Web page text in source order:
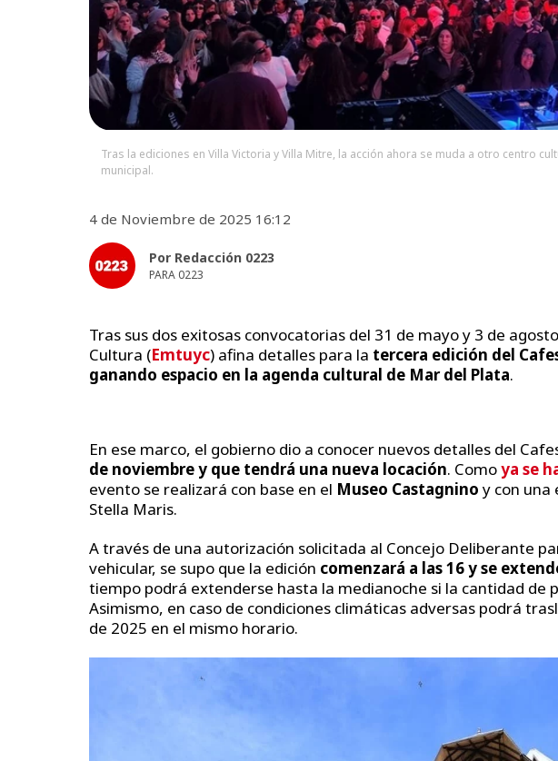
Tras la ediciones en Villa Victoria y Villa Mitre, la acción ahora se muda a otro centro
municipal.
4 de Noviembre de 2025 16:12
Por Redacción 0223
PARA 0223
Tras sus dos exitosas convocatorias del 31 de mayo y 3 de
Cultura (Emtuyc) afina detalles para la tercera edición del
ganando espacio en la agenda cultural de Mar del Plata.
En ese marco, el gobierno dio a conocer nuevos detalles del
de noviembre y que tendrá una nueva locación. Comoya se
evento se realizará con base en el Museo Castagnino y con una
Stella Maris.
A través de una autorización solicitada al Concejo Deliberante
vehicular, se supo que la edición comenzará a las 16 y se
tiempo podrá extenderse hasta la medianoche si la cantidad de
Asimismo, en caso de condiciones climáticas adversas podrá
de 2025 en el mismo horario.